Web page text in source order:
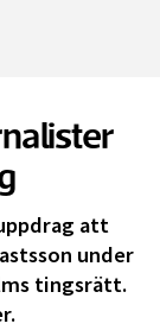
att
under
tingsrätt.